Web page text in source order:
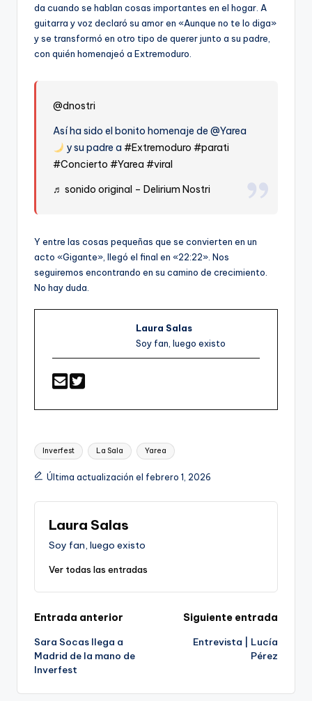
da cuando se hablan cosas importantes en el hogar. A
guitarra y voz declaró su amor en «Aunque no te lo diga»
y se transformó en otro tipo de querer junto a su padre,
con quién homenajeó a Extremoduro.
@dnostri
Así ha sido el bonito homenaje de @Yarea
y su padre a#Extremoduro #parati
#Concierto #Yarea #viral
♬ sonido original – Delirium Nostri
Y entre las cosas pequeñas que se convierten en un
acto «Gigante», llegó el final en «22:22». Nos
seguiremos encontrando en su camino de crecimiento.
No hay duda.
Laura Salas
Soy fan, luego existo
Etiquetas:
Inverfest La Sala Yarea
Última actualización el febrero 1, 2026
Laura Salas
Soy fan, luego existo
Ver todas las entradas
Navegación
de
entradas
Entrada anterior
Sara Socas llega a
Madrid de la mano de
Inverfest
Siguiente entrada
Entrevista | Lucía
Pérez